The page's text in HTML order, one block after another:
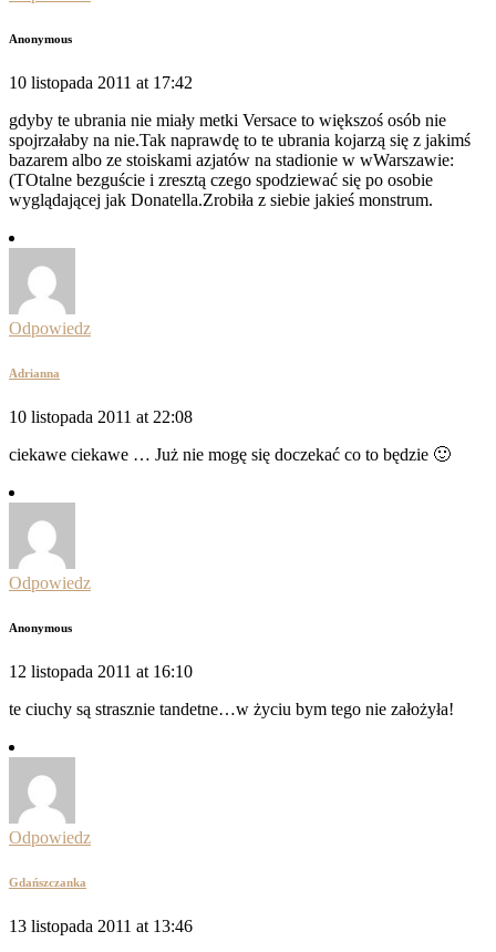
Anonymous
10 listopada 2011 at 17:42
gdyby te ubrania nie miały metki Versace to większoś osób nie
spojrzałaby na nie.Tak naprawdę to te ubrania kojarzą się z jakimś
bazarem albo ze stoiskami azjatów na stadionie w wWarszawie:
(TOtalne bezguście i zresztą czego spodziewać się po osobie
wyglądającej jak Donatella.Zrobiła z siebie jakieś monstrum.
Odpowiedz
Adrianna
10 listopada 2011 at 22:08
ciekawe ciekawe … Już nie mogę się doczekać co to będzie 🙂
Odpowiedz
Anonymous
12 listopada 2011 at 16:10
te ciuchy są strasznie tandetne…w życiu bym tego nie założyła!
Odpowiedz
Gdańszczanka
13 listopada 2011 at 13:46